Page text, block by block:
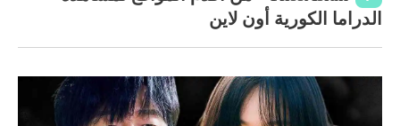
الدراما الكورية أون لاين